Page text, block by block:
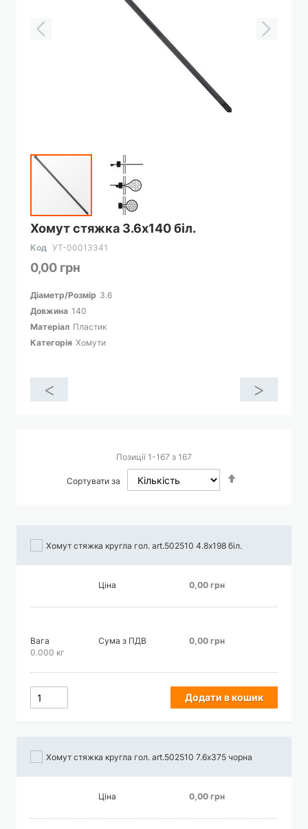
Хомут стяжка 3.6х140 біл.
Код УТ-00013341
0,00 грн
Діаметр/Розмір 3.6
Довжина 140
Матеріал Пластик
Категорія Хомути
Перейти
до
початку
зображень
< >
Позиції1 -167 з 167
Сортувати за
Хомут стяжка кругла гол. art.502510 4.8х198 біл.
Ціна 0,00 грн
Вага
0.000 кг
Сума з ПДВ 0,00 грн
Додати в кошик
Хомут стяжка кругла гол. art.502510 7.6х375 чорна
Ціна 0,00 грн